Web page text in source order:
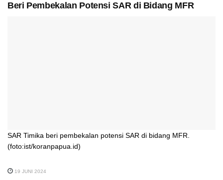
Beri Pembekalan Potensi SAR di Bidang MFR
SAR Timika beri pembekalan potensi SAR di bidang MFR.
(foto:ist/koranpapua.id)
19 JUNI 2024